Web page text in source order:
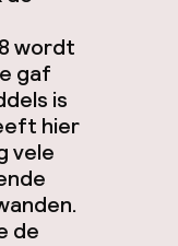
wordt
gaf
is
hier
vele
de